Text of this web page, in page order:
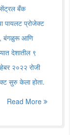
सेंट्रल बँक
पायलट प्रोजेक्ट
बंगळुरू आणि
देशातील ९
२०२२ रोजी
सुरु केला होता.
Read More